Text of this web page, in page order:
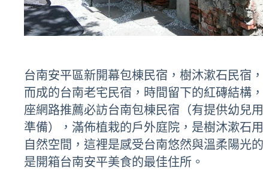
台南安平區新開幕包棟民宿，樹沐漱石民宿
而成的台南老宅民宿，時間留下的紅磚結構
座網路推薦必訪台南包棟民宿（有提供幼兒
準備），滿佈植栽的戶外庭院，是樹沐漱石
自然空間，這裡是感受台南悠然與溫柔陽光
是開箱台南安平美食的最佳住所。